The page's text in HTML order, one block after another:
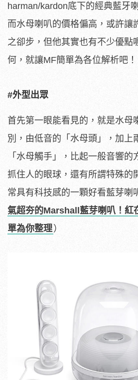
harman/kardon底下的經典藍牙
而水母喇叭的價格偏高，或許讓
之卻步，但他其實也有不少優點
何，就讓MF簡單為各位解析吧！
#外型出眾
首先第一眼能看見的，就是水母
別，由低音的「水母頭」，加上
「水母觸手」，比起一般音響
抓住人的眼球，還有所謂特殊的
常具有科技感的一顆好看藍芽喇
氣超夯的Marshall藍芽喇叭！紅
單為你整理）